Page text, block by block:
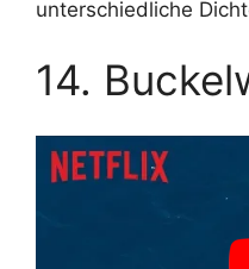
unterschiedliche
14.